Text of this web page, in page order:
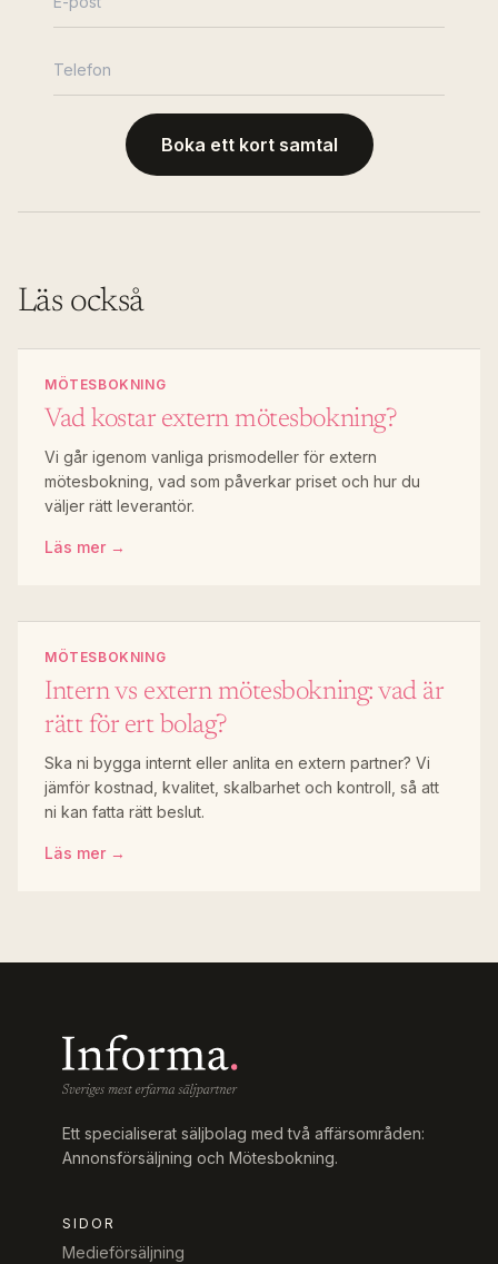
Boka ett kort samtal
Läs också
MÖTESBOKNING
Vad kostar extern mötesbokning?
Vi går igenom vanliga prismodeller för extern
mötesbokning, vad som påverkar priset och hur du
väljer rätt leverantör.
Läs mer →
MÖTESBOKNING
Intern vs extern mötesbokning: vad är
rätt för ert bolag?
Ska ni bygga internt eller anlita en extern partner? Vi
jämför kostnad, kvalitet, skalbarhet och kontroll, så att
ni kan fatta rätt beslut.
Läs mer →
Ett specialiserat säljbolag med två affärsområden:
Annonsförsäljning och Mötesbokning.
SIDOR
Medieförsäljning